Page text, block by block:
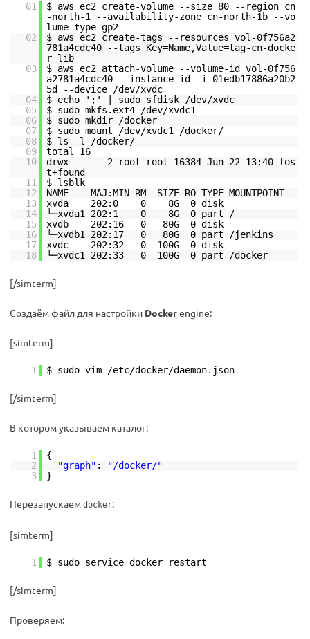
01
$ aws ec2 create-volume --size 80 --region cn
-north-1 --availability-zone cn-north-1b --vo
lume-type gp2
02
$ aws ec2 create-tags --resources vol-0f756a2
781a4cdc40 --tags Key=Name,Value=tag-cn-docke
r-lib
03
$ aws ec2 attach-volume --volume-id vol-0f756
a2781a4cdc40 --instance-id i-01edb17886a20b2
5d --device /dev/xvdc
04
$ echo ';' | sudo sfdisk /dev/xvdc
05
$ sudo mkfs.ext4 /dev/xvdc1
06
$ sudo mkdir /docker
07
$ sudo mount /dev/xvdc1 /docker/
08
$ ls -l /docker/
09
total 16
10
drwx------ 2 root root 16384 Jun 22 13:40 los
t+found
11
$ lsblk
12
NAME MAJ:MIN RM SIZE RO TYPE MOUNTPOINT
13
xvda 202:0 0 8G 0 disk
14
└─xvda1 202:1 0 8G 0 part /
15
xvdb 202:16 0 80G 0 disk
16
└─xvdb1 202:17 0 80G 0 part /jenkins
17
xvdc 202:32 0 100G 0 disk
18
└─xvdc1 202:33 0 100G 0 part /docker
[/simterm]
Создаём файл для настройки Dockerengine:
[simterm]
1 $ sudo vim /etc/docker/daemon.json
[/simterm]
В котором указываем каталог:
1
{
2
"graph" :
"/docker/"
3
}
Перезапускаем docker:
[simterm]
1 $ sudo service docker restart
[/simterm]
Проверяем: